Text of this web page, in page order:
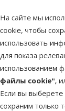
На сайте мы
cookie, чтобы
использовать
для показа
использованием
файлы cookie",
Если вы
сохраним только
Пищевые добавки/
цинк (E6): 5 мг,
Состояние
Состав и
Качество
Вес